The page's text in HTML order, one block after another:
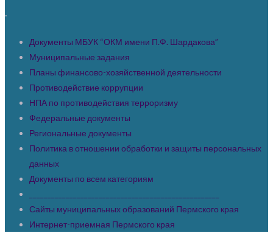
.
Документы МБУК “ОКМ имени П.Ф. Шардакова”
Муниципальные задания
Планы финансово-хозяйственной деятельности
Противодействие коррупции
НПА по противодействия терроризму
Федеральные документы
Региональные документы
Политика в отношении обработки и защиты персональных
данных
Документы по всем категориям
Сайты муниципальных образований Пермского края
Интернет-приемная Пермского края